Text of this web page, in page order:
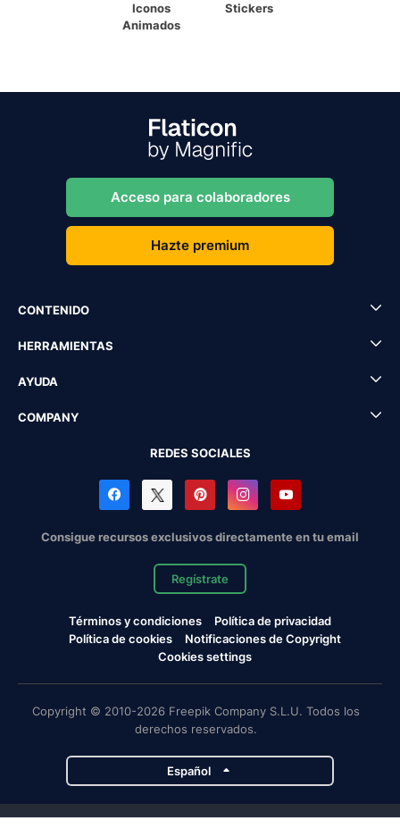
Iconos
Animados
Stickers
Acceso para colaboradores
Hazte premium
CONTENIDO
HERRAMIENTAS
AYUDA
COMPANY
REDES SOCIALES
Consigue recursos exclusivos directamente en tu email
Regístrate
Términos y condiciones
Política de privacidad
Política de cookies
Notificaciones de Copyright
Cookies settings
Copyright © 2010-2026 Freepik Company S.L.U. Todos los
derechos reservados.
Español